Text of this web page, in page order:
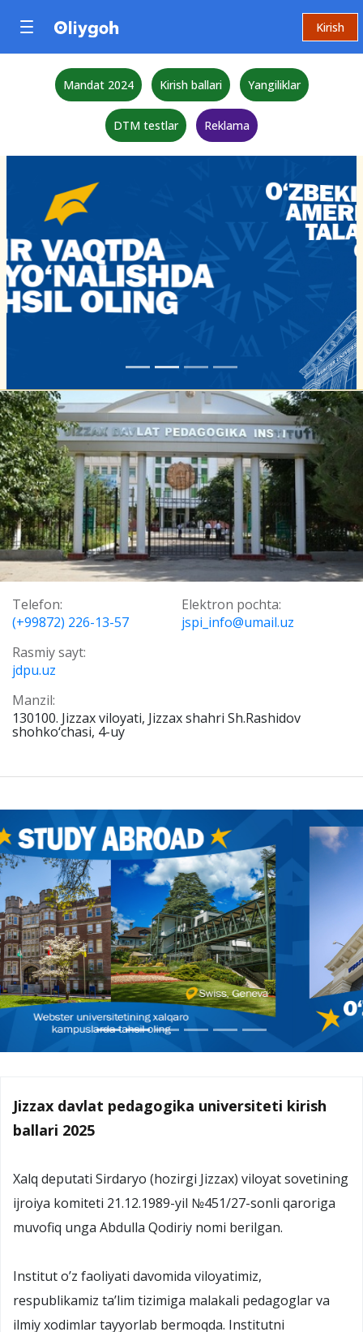
Kirish
Mandat 2024 Kirish ballari Yangiliklar
DTM testlar Reklama
Telefon:
(+99872) 226-13-57
Elektron pochta:
jspi_info@umail.uz
Rasmiy sayt:
jdpu.uz
Manzil:
130100. Jizzax viloyati, Jizzax shahri Sh.Rashidov
shohko‘chasi, 4-uy
Jizzax davlat pedagogika universiteti kirish
ballari 2025
Xalq deputati Sirdaryo (hozirgi Jizzax) viloyat sovetining
ijroiya komiteti 21.12.1989-yil №451/27-sonli qaroriga
muvofiq unga Abdulla Qodiriy nomi berilgan.
Institut o’z faoliyati davomida viloyatimiz,
respublikamiz ta’lim tizimiga malakali pedagoglar va
ilmiy xodimlar tayyorlab bermoqda. Institutni